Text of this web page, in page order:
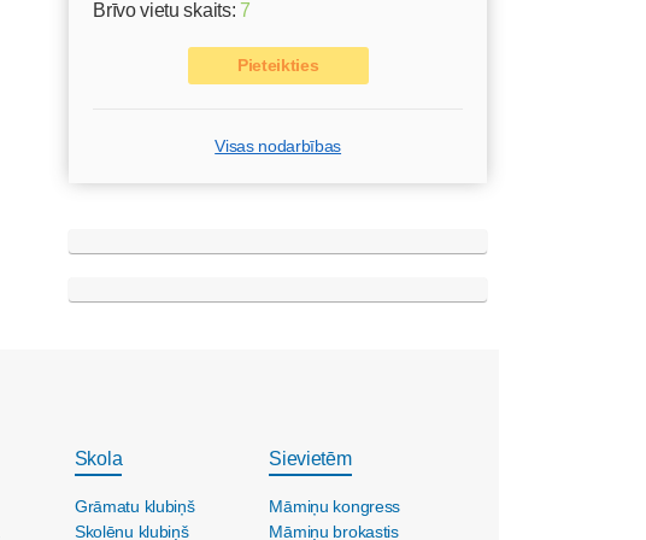
Brīvo vietu skaits: 7
Pieteikties
Visas nodarbības
Skola
Grāmatu klubiņš
Skolēnu klubiņš
Sievietēm
Māmiņu kongress
Māmiņu brokastis